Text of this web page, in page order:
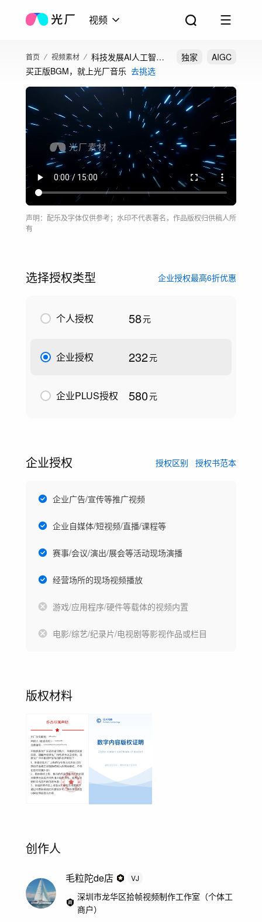
视频
首页 视频素材
科技发展AI人工智能
科技开场科技片头素
材
独家
AIGC
买正版BGM，就上光厂音乐 去挑选
声明：配乐及字体仅供参考；水印不代表署名，作品版权归供稿人所
有
选择授权类型 企业授权最高6折优惠
个人授权 58元
企业授权 232元
企业PLUS授权 580元
企业授权 授权区别 授权书范本
企业广告/宣传等推广视频
企业自媒体/短视频/直播/课程等
赛事/会议/演出/展会等活动现场演播
经营场所的现场视频播放
游戏/应用程序/硬件等载体的视频内置
电影/综艺/纪录片/电视剧等影视作品或栏目
版权材料
创作人
毛粒陀de店 VJ
深圳市龙华区拾帧视频制作工作室（个体工
商户）